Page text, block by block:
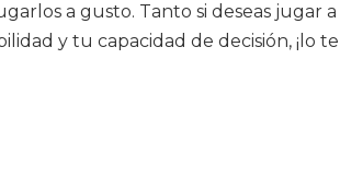
a gusto. Tanto si deseas
y tu capacidad de decisión, ¡lo